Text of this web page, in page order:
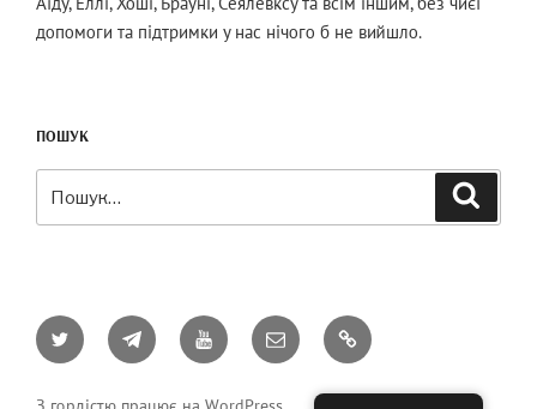
допомоги та підтримки у нас нічого б не вийшло.
ПОШУК
Twitter TelegramYouTube Email AO3